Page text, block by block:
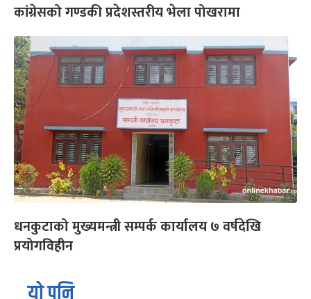
कांग्रेसको गण्डकी प्रदेशस्तरीय भेला पोखरामा
धनकुटाको मुख्यमन्त्री सम्पर्क कार्यालय ७ वर्षदेखि
प्रयोगविहीन